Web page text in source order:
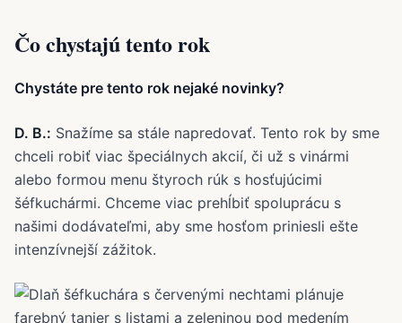
Čo chystajú tento rok
Chystáte pre tento rok nejaké novinky?
D. B.: Snažíme sa stále napredovať. Tento rok by sme
chceli robiť viac špeciálnych akcií, či už s vinármi
alebo formou menu štyroch rúk s hosťujúcimi
šéfkuchármi. Chceme viac prehĺbiť spoluprácu s
našimi dodávateľmi, aby sme hosťom priniesli ešte
intenzívnejší zážitok.